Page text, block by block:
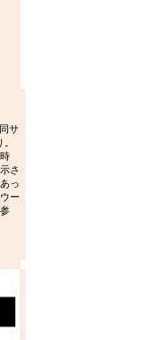
サ
さ
っ
ー